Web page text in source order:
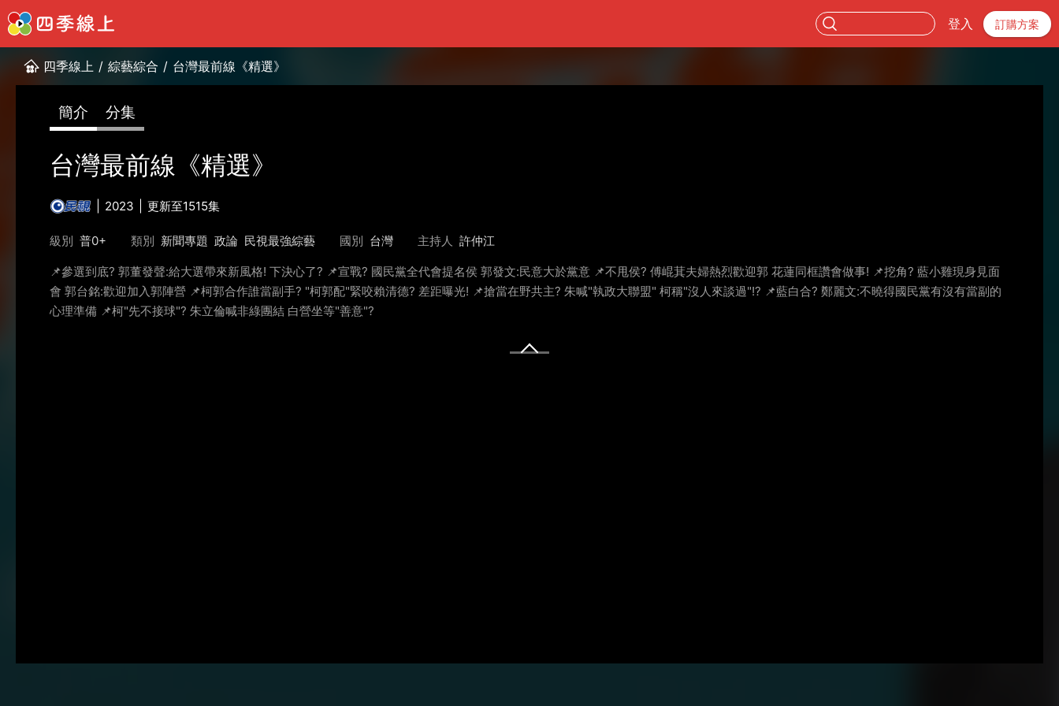
登入 訂購方案
四季線上 / 綜藝綜合 / 台灣最前線《精選》
簡介 分集
台灣最前線《精選》
2023 更新至1515集
級別 普0+ 類別 新聞專題 政論 民視最強綜藝 國別 台灣 主持人 許仲江
📌參選到底? 郭董發聲:給大選帶來新風格! 下決心了? 📌宣戰? 國民黨全代會提名侯 郭發文:民意大於黨意 📌不甩侯? 傅崐萁夫婦熱烈歡迎郭 花蓮同框讚會做事! 📌挖角? 藍小雞現身見面
會 郭台銘:歡迎加入郭陣營 📌柯郭合作誰當副手? "柯郭配"緊咬賴清德? 差距曝光! 📌搶當在野共主? 朱喊"執政大聯盟" 柯稱"沒人來談過"!? 📌藍白合? 鄭麗文:不曉得國民黨有沒有當副的
心理準備 📌柯"先不接球"? 朱立倫喊非綠團結 白營坐等"善意"?